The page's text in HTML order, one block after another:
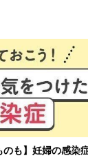
のも】妊婦の感染